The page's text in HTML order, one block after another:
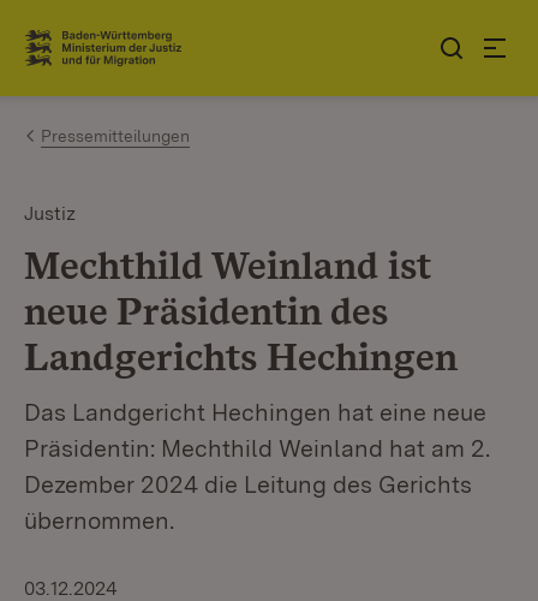
Zum Inhalt springen
Link zur Startseite
Pressemitteilungen
Justiz
Mechthild Weinland ist
neue Präsidentin des
Landgerichts Hechingen
Das Landgericht Hechingen hat eine neue
Präsidentin: Mechthild Weinland hat am 2.
Dezember 2024 die Leitung des Gerichts
übernommen.
03.12.2024